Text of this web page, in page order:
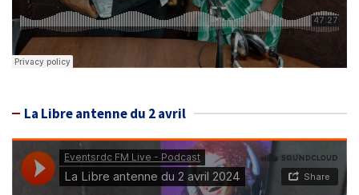
La Libre antenne du 2 avril